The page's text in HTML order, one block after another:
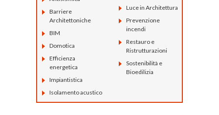
Barriere
Architettoniche
BIM
Domotica
Efficienza
energetica
Impiantistica
Isolamento acustico
Luce in Architettura
Prevenzione
incendi
Restauro e
Ristrutturazioni
Sostenibilità e
Bioedilizia